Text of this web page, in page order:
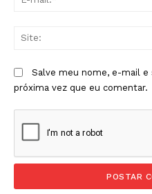
Salve meu nome, e-mail e
próxima vez que eu comentar.